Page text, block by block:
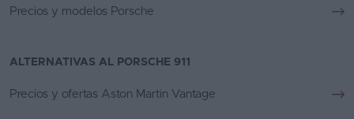
Precios y modelos Porsche
ALTERNATIVAS AL PORSCHE 911
Precios y ofertas Aston Martin Vantage